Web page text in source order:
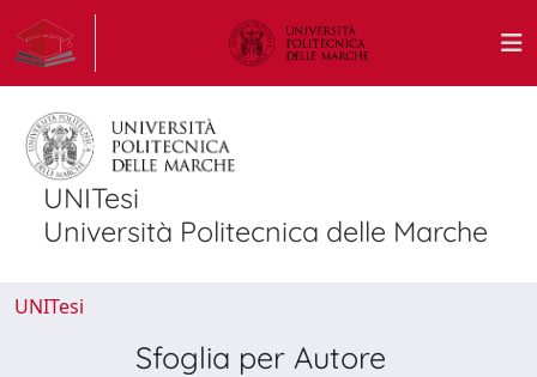
UNITesi
Università Politecnica delle Marche
UNITesi
Sfoglia per Autore